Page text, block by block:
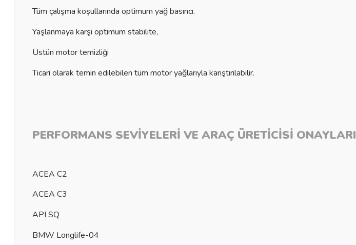
Tüm çalışma koşullarında optimum yağ basıncı.
Yaşlanmaya karşı optimum stabilite,
Üstün motor temizliği
Ticari olarak temin edilebilen tüm motor yağlarıyla karıştırılabilir.
PERFORMANS SEVİYELERİ VE ARAÇ ÜRETİCİSİ ONAYLARI
ACEA C2
ACEA C3
API SQ
BMW Longlife-04